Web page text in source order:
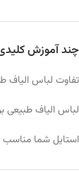
چند آموزش
تفاوت لباس الیاف
لباس الیاف طبیعی
استایل شما مناسب